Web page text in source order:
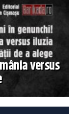
versus